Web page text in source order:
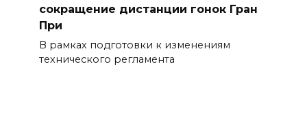
сокращение дистанции гонок Гран
При
В рамках подготовки к изменениям
технического регламента